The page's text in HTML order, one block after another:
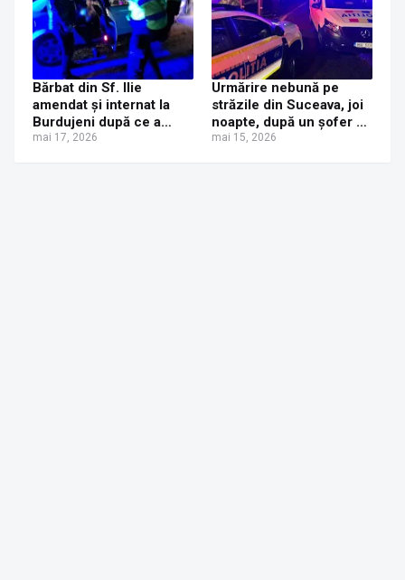
Bărbat din Sf. Ilie
amendat și internat la
Burdujeni după ce a
sunat la 112 de două ori
mai 17, 2026
Urmărire nebună pe
străzile din Suceava, joi
noapte, după un șofer de
BMW băut și cu permisul
mai 15, 2026